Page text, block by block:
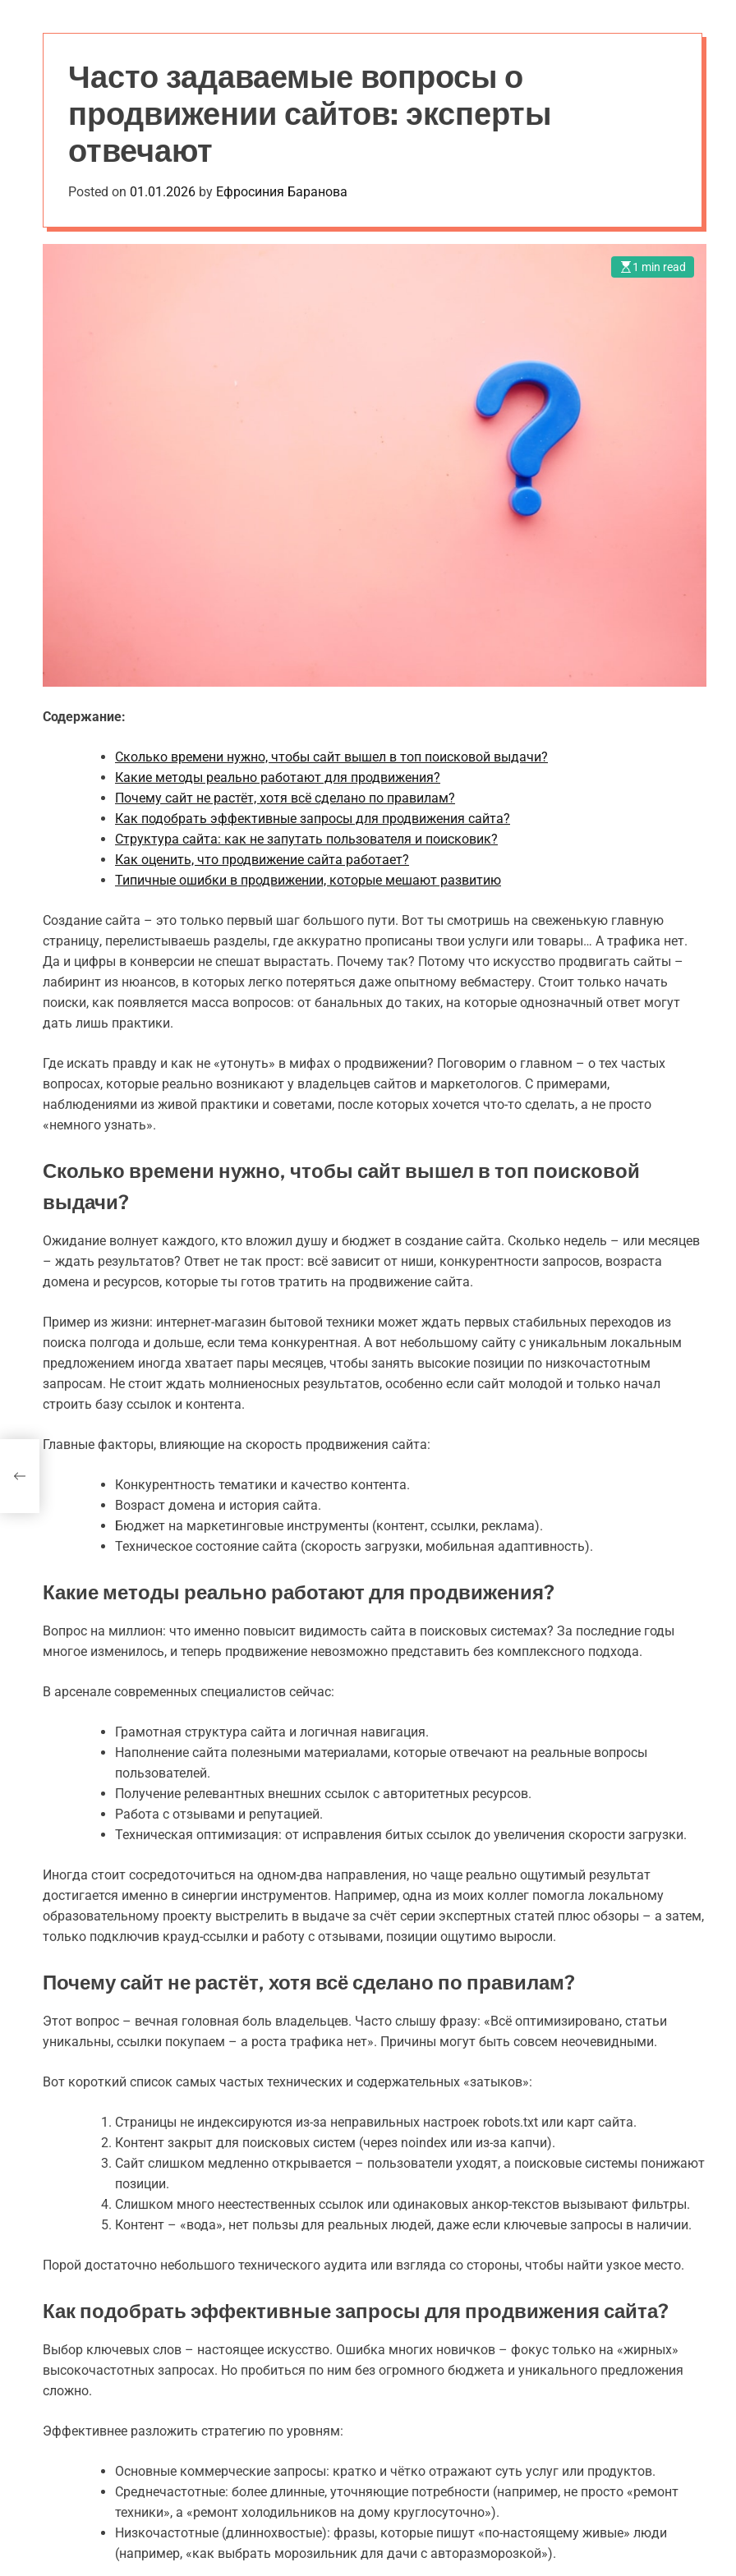
Часто задаваемые вопросы о
продвижении сайтов: эксперты
отвечают
Posted on 01.01.2026 by Ефросиния Баранова
1 min read
Содержание:
Сколько времени нужно, чтобы сайт вышел в топ поисковой выдачи?
Какие методы реально работают для продвижения?
Почему сайт не растёт, хотя всё сделано по правилам?
Как подобрать эффективные запросы для продвижения сайта?
Структура сайта: как не запутать пользователя и поисковик?
Как оценить, что продвижение сайта работает?
Типичные ошибки в продвижении, которые мешают развитию
Создание сайта – это только первый шаг большого пути. Вот ты смотришь на свеженькую главную
страницу, перелистываешь разделы, где аккуратно прописаны твои услуги или товары… А трафика нет.
Да и цифры в конверсии не спешат вырастать. Почему так? Потому что искусство продвигать сайты –
лабиринт из нюансов, в которых легко потеряться даже опытному вебмастеру. Стоит только начать
поиски, как появляется масса вопросов: от банальных до таких, на которые однозначный ответ могут
дать лишь практики.
Где искать правду и как не «утонуть» в мифах о продвижении? Поговорим о главном – о тех частых
вопросах, которые реально возникают у владельцев сайтов и маркетологов. С примерами,
наблюдениями из живой практики и советами, после которых хочется что-то сделать, а не просто
«немного узнать».
Сколько времени нужно, чтобы сайт вышел в топ поисковой
выдачи?
Ожидание волнует каждого, кто вложил душу и бюджет в создание сайта. Сколько недель – или месяцев
– ждать результатов? Ответ не так прост: всё зависит от ниши, конкурентности запросов, возраста
домена и ресурсов, которые ты готов тратить на продвижение сайта.
Пример из жизни: интернет-магазин бытовой техники может ждать первых стабильных переходов из
поиска полгода и дольше, если тема конкурентная. А вот небольшому сайту с уникальным локальным
предложением иногда хватает пары месяцев, чтобы занять высокие позиции по низкочастотным
запросам. Не стоит ждать молниеносных результатов, особенно если сайт молодой и только начал
строить базу ссылок и контента.
Главные факторы, влияющие на скорость продвижения сайта:
Конкурентность тематики и качество контента.
Возраст домена и история сайта.
Бюджет на маркетинговые инструменты (контент, ссылки, реклама).
Техническое состояние сайта (скорость загрузки, мобильная адаптивность).
Какие методы реально работают для продвижения?
Вопрос на миллион: что именно повысит видимость сайта в поисковых системах? За последние годы
многое изменилось, и теперь продвижение невозможно представить без комплексного подхода.
В арсенале современных специалистов сейчас:
Грамотная структура сайта и логичная навигация.
Наполнение сайта полезными материалами, которые отвечают на реальные вопросы
пользователей.
Получение релевантных внешних ссылок с авторитетных ресурсов.
Работа с отзывами и репутацией.
Техническая оптимизация: от исправления битых ссылок до увеличения скорости загрузки.
Иногда стоит сосредоточиться на одном-два направления, но чаще реально ощутимый результат
достигается именно в синергии инструментов. Например, одна из моих коллег помогла локальному
образовательному проекту выстрелить в выдаче за счёт серии экспертных статей плюс обзоры – а затем,
только подключив крауд-ссылки и работу с отзывами, позиции ощутимо выросли.
Почему сайт не растёт, хотя всё сделано по правилам?
Этот вопрос – вечная головная боль владельцев. Часто слышу фразу: «Всё оптимизировано, статьи
уникальны, ссылки покупаем – а роста трафика нет». Причины могут быть совсем неочевидными.
Вот короткий список самых частых технических и содержательных «затыков»:
Страницы не индексируются из-за неправильных настроек robots.txt или карт сайта.
Контент закрыт для поисковых систем (через noindex или из-за капчи).
Сайт слишком медленно открывается – пользователи уходят, а поисковые системы понижают
позиции.
Слишком много неестественных ссылок или одинаковых анкор-текстов вызывают фильтры.
Контент – «вода», нет пользы для реальных людей, даже если ключевые запросы в наличии.
Порой достаточно небольшого технического аудита или взгляда со стороны, чтобы найти узкое место.
Как подобрать эффективные запросы для продвижения сайта?
Выбор ключевых слов – настоящее искусство. Ошибка многих новичков – фокус только на «жирных»
высокочастотных запросах. Но пробиться по ним без огромного бюджета и уникального предложения
сложно.
Эффективнее разложить стратегию по уровням:
Основные коммерческие запросы: кратко и чётко отражают суть услуг или продуктов.
Среднечастотные: более длинные, уточняющие потребности (например, не просто «ремонт
техники», а «ремонт холодильников на дому круглосуточно»).
Низкочастотные (длиннохвостые): фразы, которые пишут «по-настоящему живые» люди
(например, «как выбрать морозильник для дачи с авторазморозкой»).